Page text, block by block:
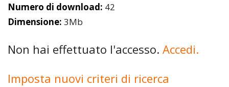
Numero di download: 42
Dimensione: 3Mb
Non hai effettuato l'accesso. Accedi.
Imposta nuovi criteri di ricerca